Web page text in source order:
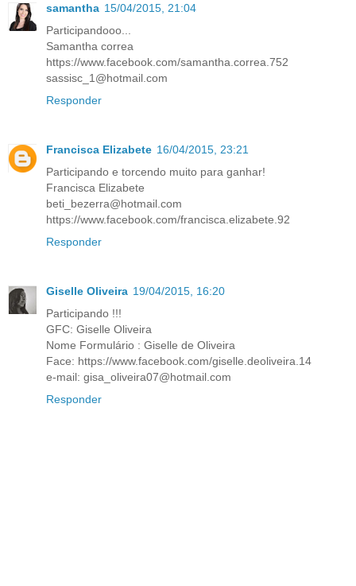
samantha 15/04/2015, 21:04
Participandooo...
Samantha correa
https://www.facebook.com/samantha.correa.752
sassisc_1@hotmail.com
Responder
Francisca Elizabete 16/04/2015, 23:21
Participando e torcendo muito para ganhar!
Francisca Elizabete
beti_bezerra@hotmail.com
https://www.facebook.com/francisca.elizabete.92
Responder
Giselle Oliveira 19/04/2015, 16:20
Participando !!!
GFC: Giselle Oliveira
Nome Formulário : Giselle de Oliveira
Face: https://www.facebook.com/giselle.deoliveira.14
e-mail: gisa_oliveira07@hotmail.com
Responder